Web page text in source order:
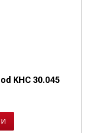
KHC 30.045